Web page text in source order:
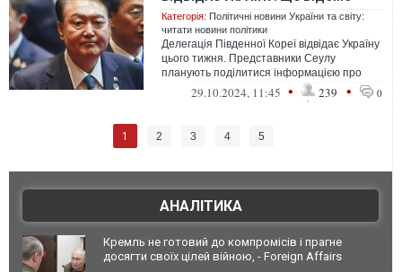
Категорія: Політичні новини України та світу:
читати новини політики
Делегація Південної Кореї відвідає Україну
цього тижня. Представники Сеулу
планують поділитися інформацією про
відправку військ КНДР до Росії
29.10.2024, 11:45 • 239 • 0
1 2 3 4 5
АНАЛІТИКА
Кремль не готовий до компромісів і прагне
досягти своїх цілей війною, - Foreign Affairs